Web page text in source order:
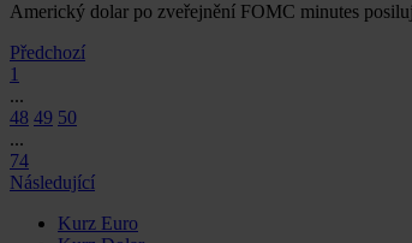
Americký dolar po zveřejnění FOMC minutes
Předchozí
1
...
48 49 50
...
74
Následující
Kurz Euro